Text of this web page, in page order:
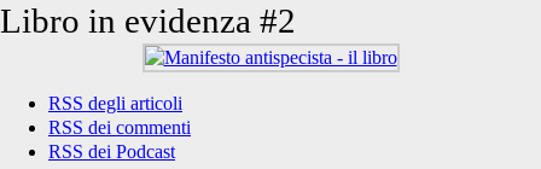
Libro in evidenza #2
RSS degli articoli
RSS dei commenti
RSS dei Podcast